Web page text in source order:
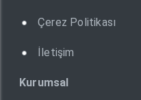
Çerez Politikası
İletişim
Kurumsal